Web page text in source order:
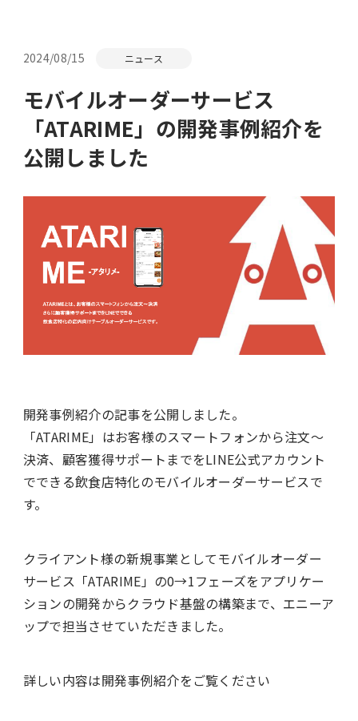
ニュース
会社情報
採用情報
プライバシーポリシー
2024/08/15 ニュース
モバイルオーダーサービス
「ATARIME」の開発事例紹介を
公開しました
開発事例紹介の記事を公開しました。
「ATARIME」はお客様のスマートフォンから注文〜
決済、顧客獲得サポートまでをLINE公式アカウント
でできる飲食店特化のモバイルオーダーサービスで
す。
クライアント様の新規事業としてモバイルオーダー
サービス「ATARIME」の0→1フェーズをアプリケー
ションの開発からクラウド基盤の構築まで、エニーア
ップで担当させていただきました。
詳しい内容は開発事例紹介をご覧ください